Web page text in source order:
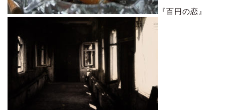
『百円の恋』